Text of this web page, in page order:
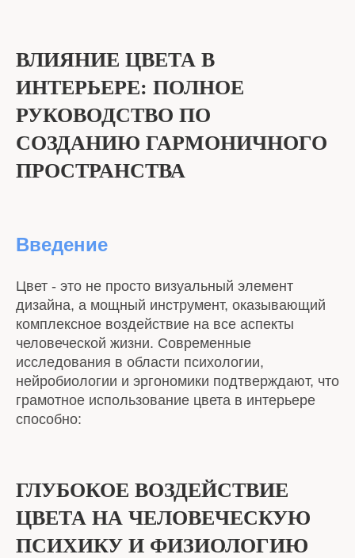
ВЛИЯНИЕ ЦВЕТА В
ИНТЕРЬЕРЕ: ПОЛНОЕ
РУКОВОДСТВО ПО
СОЗДАНИЮ ГАРМОНИЧНОГО
ПРОСТРАНСТВА
Введение
Цвет - это не просто визуальный элемент
дизайна, а мощный инструмент, оказывающий
комплексное воздействие на все аспекты
человеческой жизни. Современные
исследования в области психологии,
нейробиологии и эргономики подтверждают, что
грамотное использование цвета в интерьере
способно:
ГЛУБОКОЕ ВОЗДЕЙСТВИЕ
ЦВЕТА НА ЧЕЛОВЕЧЕСКУЮ
ПСИХИКУ И ФИЗИОЛОГИЮ